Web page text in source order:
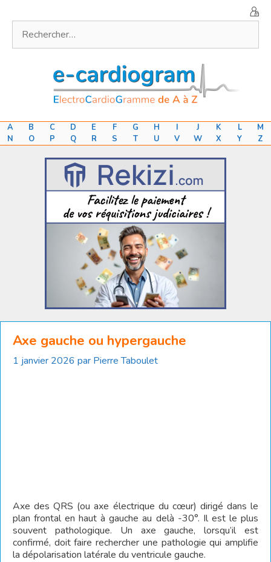
contenu
A B C D E F G H I J K L
M
N
O P Q R S T U V W X Y Z
Axe gauche ou hypergauche
1 janvier 2026 par Pierre Taboulet
Axe des QRS (ou axe électrique du cœur) dirigé dans le
plan frontal en haut à gauche au delà -30°. Il est le plus
souvent pathologique. Un axe gauche, lorsqu’il est
confirmé, doit faire rechercher une pathologie qui amplifie
la dépolarisation latérale du ventricule gauche.